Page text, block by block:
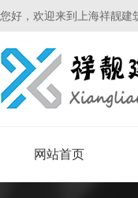
您好，欢迎来到上海祥靓建
网站首页